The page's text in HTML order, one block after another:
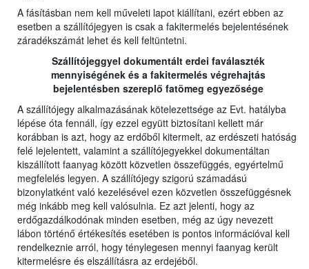
A fásításban nem kell műveleti lapot kiállítani, ezért ebben az
esetben a szállítójegyen is csak a fakitermelés bejelentésének
záradékszámát lehet és kell feltüntetni.
Szállítójeggyel dokumentált erdei faválaszték
mennyiségének és a fakitermelés végrehajtás
bejelentésben szereplő fatömeg egyezősége
A szállítójegy alkalmazásának kötelezettsége az Evt. hatályba
lépése óta fennáll, így ezzel együtt biztosítani kellett már
korábban is azt, hogy az erdőből kitermelt, az erdészeti hatóság
felé lejelentett, valamint a szállítójegyekkel dokumentáltan
kiszállított faanyag között közvetlen összefüggés, egyértelmű
megfelelés legyen. A szállítójegy szigorú számadású
bizonylatként való kezelésével ezen közvetlen összefüggésnek
még inkább meg kell valósulnia. Ez azt jelenti, hogy az
erdőgazdálkodónak minden esetben, még az úgy nevezett
lábon történő értékesítés esetében is pontos információval kell
rendelkeznie arról, hogy ténylegesen mennyi faanyag került
kitermelésre és elszállításra az erdejéből.